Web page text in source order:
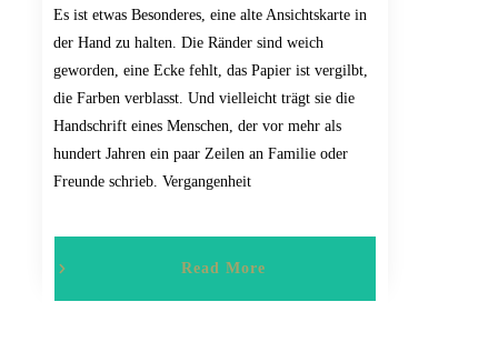
Es ist etwas Besonderes, eine alte Ansichtskarte in
der Hand zu halten. Die Ränder sind weich
geworden, eine Ecke fehlt, das Papier ist vergilbt,
die Farben verblasst. Und vielleicht trägt sie die
Handschrift eines Menschen, der vor mehr als
hundert Jahren ein paar Zeilen an Familie oder
Freunde schrieb. Vergangenheit
Read More